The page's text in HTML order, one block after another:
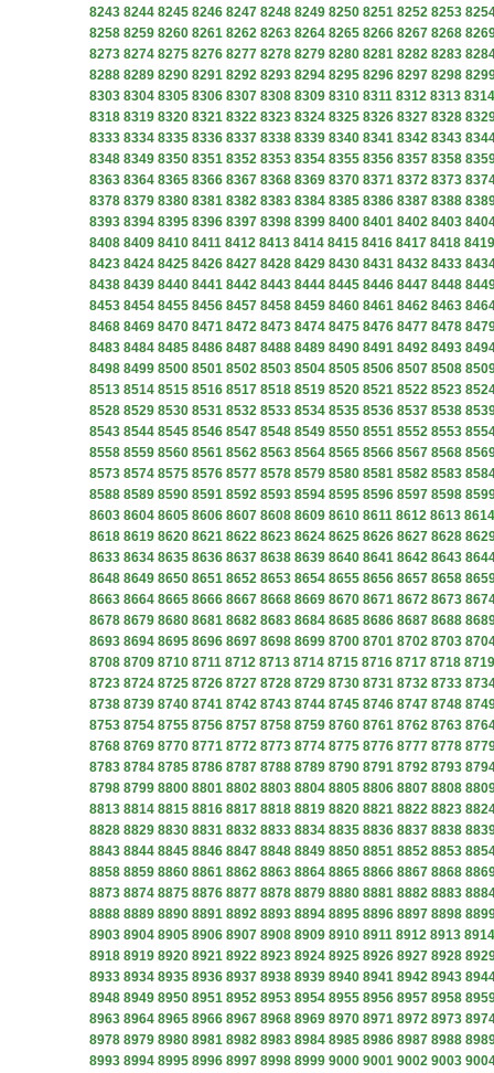
8243 8244 8245 8246 8247 8248 8249 8250 8251 8252 8253
8258 8259 8260 8261 8262 8263 8264 8265 8266 8267 8268
8273 8274 8275 8276 8277 8278 8279 8280 8281 8282 8283
8288 8289 8290 8291 8292 8293 8294 8295 8296 8297 8298
8303 8304 8305 8306 8307 8308 8309 8310 8311 8312 8313 8314
8318 8319 8320 8321 8322 8323 8324 8325 8326 8327 8328
8333 8334 8335 8336 8337 8338 8339 8340 8341 8342 8343
8348 8349 8350 8351 8352 8353 8354 8355 8356 8357 8358
8363 8364 8365 8366 8367 8368 8369 8370 8371 8372 8373
8378 8379 8380 8381 8382 8383 8384 8385 8386 8387 8388
8393 8394 8395 8396 8397 8398 8399 8400 8401 8402 8403
8408 8409 8410 8411 8412 8413 8414 8415 8416 8417 8418 8419
8423 8424 8425 8426 8427 8428 8429 8430 8431 8432 8433
8438 8439 8440 8441 8442 8443 8444 8445 8446 8447 8448
8453 8454 8455 8456 8457 8458 8459 8460 8461 8462 8463
8468 8469 8470 8471 8472 8473 8474 8475 8476 8477 8478
8483 8484 8485 8486 8487 8488 8489 8490 8491 8492 8493
8498 8499 8500 8501 8502 8503 8504 8505 8506 8507 8508
8513 8514 8515 8516 8517 8518 8519 8520 8521 8522 8523
8528 8529 8530 8531 8532 8533 8534 8535 8536 8537 8538
8543 8544 8545 8546 8547 8548 8549 8550 8551 8552 8553
8558 8559 8560 8561 8562 8563 8564 8565 8566 8567 8568
8573 8574 8575 8576 8577 8578 8579 8580 8581 8582 8583
8588 8589 8590 8591 8592 8593 8594 8595 8596 8597 8598
8603 8604 8605 8606 8607 8608 8609 8610 8611 8612 8613 8614
8618 8619 8620 8621 8622 8623 8624 8625 8626 8627 8628
8633 8634 8635 8636 8637 8638 8639 8640 8641 8642 8643
8648 8649 8650 8651 8652 8653 8654 8655 8656 8657 8658
8663 8664 8665 8666 8667 8668 8669 8670 8671 8672 8673
8678 8679 8680 8681 8682 8683 8684 8685 8686 8687 8688
8693 8694 8695 8696 8697 8698 8699 8700 8701 8702 8703
8708 8709 8710 8711 8712 8713 8714 8715 8716 8717 8718 8719
8723 8724 8725 8726 8727 8728 8729 8730 8731 8732 8733
8738 8739 8740 8741 8742 8743 8744 8745 8746 8747 8748
8753 8754 8755 8756 8757 8758 8759 8760 8761 8762 8763
8768 8769 8770 8771 8772 8773 8774 8775 8776 8777 8778
8783 8784 8785 8786 8787 8788 8789 8790 8791 8792 8793
8798 8799 8800 8801 8802 8803 8804 8805 8806 8807 8808
8813 8814 8815 8816 8817 8818 8819 8820 8821 8822 8823
8828 8829 8830 8831 8832 8833 8834 8835 8836 8837 8838
8843 8844 8845 8846 8847 8848 8849 8850 8851 8852 8853
8858 8859 8860 8861 8862 8863 8864 8865 8866 8867 8868
8873 8874 8875 8876 8877 8878 8879 8880 8881 8882 8883
8888 8889 8890 8891 8892 8893 8894 8895 8896 8897 8898
8903 8904 8905 8906 8907 8908 8909 8910 8911 8912 8913 8914
8918 8919 8920 8921 8922 8923 8924 8925 8926 8927 8928
8933 8934 8935 8936 8937 8938 8939 8940 8941 8942 8943
8948 8949 8950 8951 8952 8953 8954 8955 8956 8957 8958
8963 8964 8965 8966 8967 8968 8969 8970 8971 8972 8973
8978 8979 8980 8981 8982 8983 8984 8985 8986 8987 8988
8993 8994 8995 8996 8997 8998 8999 9000 9001 9002 9003